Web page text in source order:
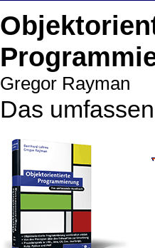
Gregor Rayman
Das